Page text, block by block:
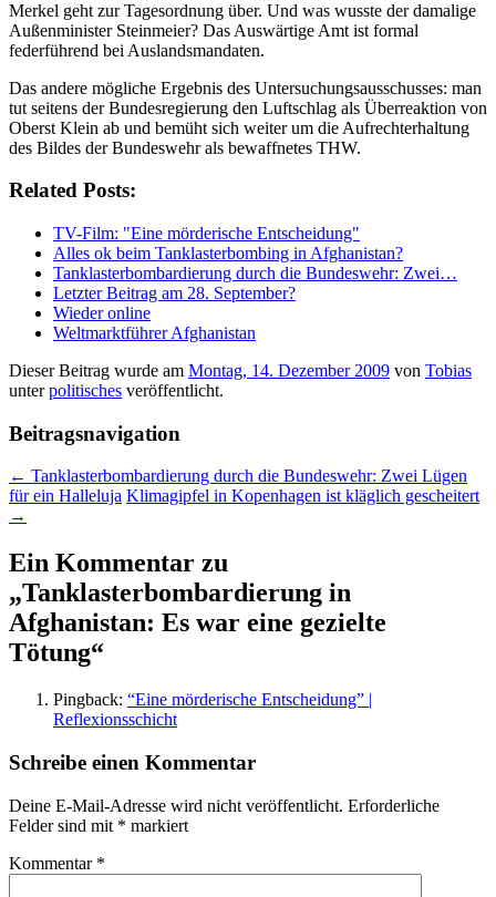
Merkel geht zur Tagesordnung über. Und was wusste der damalige
Außenminister Steinmeier? Das Auswärtige Amt ist formal
federführend bei Auslandsmandaten.
Das andere mögliche Ergebnis des Untersuchungsausschusses: man
tut seitens der Bundesregierung den Luftschlag als Überreaktion von
Oberst Klein ab und bemüht sich weiter um die Aufrechterhaltung
des Bildes der Bundeswehr als bewaffnetes THW.
Related Posts:
TV-Film: "Eine mörderische Entscheidung"
Alles ok beim Tanklasterbombing in Afghanistan?
Tanklasterbombardierung durch die Bundeswehr: Zwei…
Letzter Beitrag am 28. September?
Wieder online
Weltmarktführer Afghanistan
Dieser Beitrag wurde am Montag, 14. Dezember 2009 von Tobias
unterpolitisches veröffentlicht.
Beitragsnavigation
← Tanklasterbombardierung durch die Bundeswehr: Zwei Lügen
für ein Halleluja Klimagipfel in Kopenhagen ist kläglich gescheitert
→
Ein Kommentar zu
„Tanklasterbombardierung in
Afghanistan: Es war eine gezielte
Tötung“
Pingback: “Eine mörderische Entscheidung” |
Reflexionsschicht
Schreibe einen Kommentar
Deine E-Mail-Adresse wird nicht veröffentlicht. Erforderliche
Felder sind mit * markiert
Kommentar *